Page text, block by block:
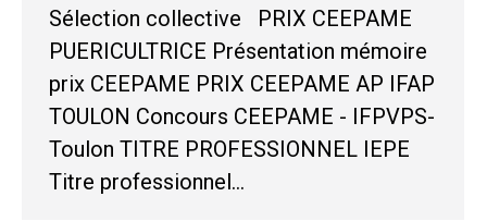
Sélection collective PRIX CEEPAME
PUERICULTRICE Présentation mémoire
prix CEEPAME PRIX CEEPAME AP IFAP
TOULON Concours CEEPAME - IFPVPS-
Toulon TITRE PROFESSIONNEL IEPE
Titre professionnel…